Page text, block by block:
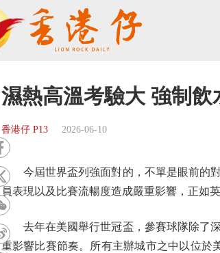
濕熱高溫考驗大 強制飲
香港仔 P13 2026-06-10
今屆世界盃列強面對的，不單是眼前的對
員表現以及比賽流暢度造成嚴重影響，正如
去年在美國舉行世冠盃，參賽球隊除了深
重影響比賽節奏。所有主辦城市之中以位於